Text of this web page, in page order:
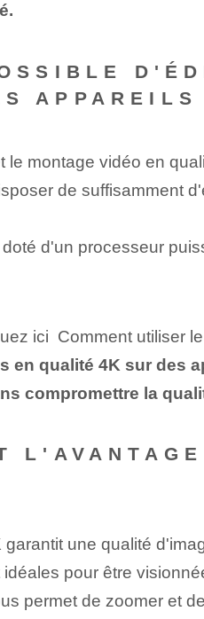
le montage vidéo en
de suffisamment
d'un processeur
ici Comment utiliser
en qualité 4K sur des
compromettre la
garantit une qualité
pour être
permet de zoomer et